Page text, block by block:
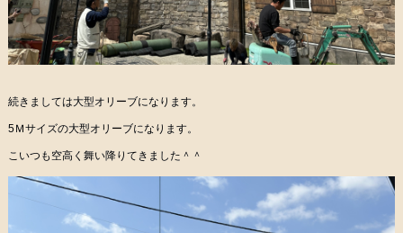
続きましては大型オリーブになります。
5Ｍサイズの大型オリーブになります。
こいつも空高く舞い降りてきました＾＾